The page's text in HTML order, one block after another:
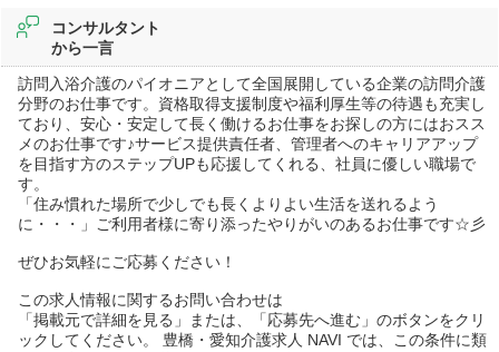
コンサルタント
から一言
訪問入浴介護のパイオニアとして全国展開している企業の訪問介護
分野のお仕事です。資格取得支援制度や福利厚生等の待遇も充実し
ており、安心・安定して長く働けるお仕事をお探しの方にはおスス
メのお仕事です♪サービス提供責任者、管理者へのキャリアアップ
を目指す方のステップUPも応援してくれる、社員に優しい職場で
す。
「住み慣れた場所で少しでも長くよりよい生活を送れるよう
に・・・」ご利用者様に寄り添ったやりがいのあるお仕事です☆彡
ぜひお気軽にご応募ください！
この求人情報に関するお問い合わせは
「掲載元で詳細を見る」または、「応募先へ進む」のボタンをクリ
ックしてください。 豊橋・愛知介護求人 NAVI では、この条件に類